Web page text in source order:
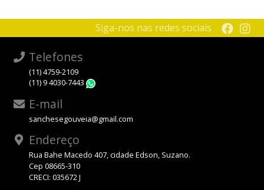
Siga-nos nas redes sociais
Telefones
(11) 4759-2109
(11) 9 4030-7443
E-mail
sanchesegouveia@gmail.com
Endereço
Rua Bahe Macedo 407, cidade Edson, Suzano.
Cep 08665-310
CRECI: 035672 J